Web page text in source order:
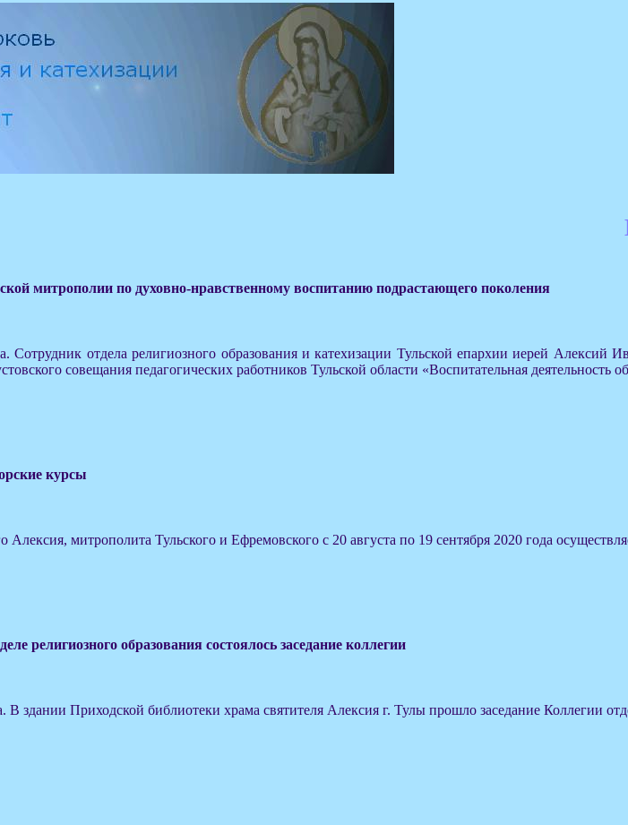
митрополии по духовно-нравственному воспитанию подрастающего поколения
Сотрудник отдела религиозного образования и катехизации Тульской епархии иерей
совещания педагогических работников Тульской области «Воспитательная
курсы
митрополита Тульского и Ефремовского с 20 августа по 19 сентября 2020 года
религиозного образования состоялось заседание коллегии
В здании Приходской библиотеки храма святителя Алексия г. Тулы прошло заседание Коллегии